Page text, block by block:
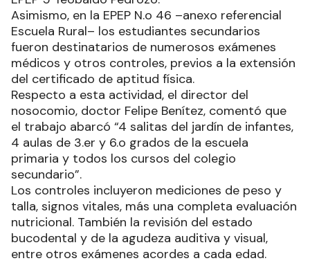
Asimismo, en la EPEP N.o 46 –anexo referencial
Escuela Rural– los estudiantes secundarios
fueron destinatarios de numerosos exámenes
médicos y otros controles, previos a la extensión
del certificado de aptitud física.
Respecto a esta actividad, el director del
nosocomio, doctor Felipe Benítez, comentó que
el trabajo abarcó “4 salitas del jardín de infantes,
4 aulas de 3.er y 6.o grados de la escuela
primaria y todos los cursos del colegio
secundario”.
Los controles incluyeron mediciones de peso y
talla, signos vitales, más una completa evaluación
nutricional. También la revisión del estado
bucodental y de la agudeza auditiva y visual,
entre otros exámenes acordes a cada edad.